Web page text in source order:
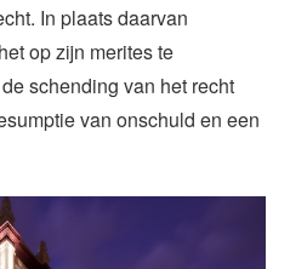
In plaats daarvan
op zijn merites te
schending van het recht
van onschuld en een